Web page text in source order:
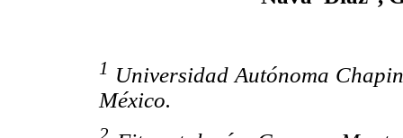
1 Universidad Autónoma
México.